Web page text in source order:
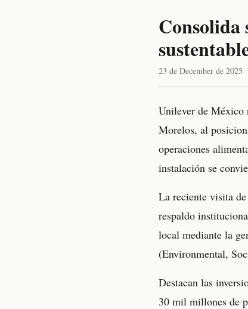
Consolida
23 de December de 2025
Unilever de México
Morelos, al
operaciones
instalación se
La reciente visita
respaldo
local mediante la
(Environmental,
Destacan las
30 mil millones de